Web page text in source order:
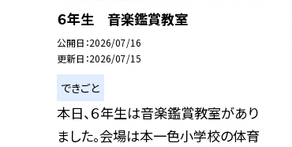
６年生 音楽鑑賞教室
公開日 2026/07/16
更新日 2026/07/15
できごと
本日、６年生は音楽鑑賞教室があり
ました。会場は本一色小学校の体育